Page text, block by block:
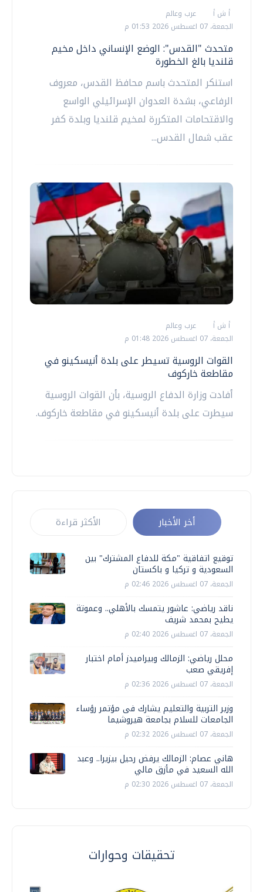
أ ش أ
عرب وعالم
الجمعة، 07 اغسطس 2026 01:53 م
متحدث "القدس": الوضع الإنساني داخل مخيم
قلنديا بالغ الخطورة
استنكر المتحدث باسم محافظ القدس، معروف
الرفاعي، بشدة العدوان الإسرائيلي الواسع
والاقتحامات المتكررة لمخيم قلنديا وبلدة كفر
عقب شمال القدس...
أ ش أ
عرب وعالم
الجمعة، 07 اغسطس 2026 01:48 م
القوات الروسية تسيطر على بلدة أنيسكينو في
مقاطعة خاركوف
أفادت وزارة الدفاع الروسية، بأن القوات الروسية
سيطرت على بلدة أنيسكينو في مقاطعة خاركوف.
أخر الأخبار الأكثر قراءة
توقيع اتفاقية "مكة للدفاع المشترك" بين
السعودية و تركيا و باكستان
الجمعة، 07 اغسطس 2026 02:46 م
ناقد رياضي: عاشور يتمسك بالأهلي.. وعموتة
يطيح بمحمد شريف
الجمعة، 07 اغسطس 2026 02:40 م
محلل رياضي: الزمالك وبيراميدز أمام اختبار
إفريقي صعب
الجمعة، 07 اغسطس 2026 02:36 م
وزير التربية والتعليم يشارك فى مؤتمر رؤساء
الجامعات للسلام بجامعة هيروشيما
الجمعة، 07 اغسطس 2026 02:32 م
هاني عصام: الزمالك يرفض رحيل بيزيرا.. وعبد
الله السعيد في مأزق مالي
الجمعة، 07 اغسطس 2026 02:30 م
تحقيقات وحوارات